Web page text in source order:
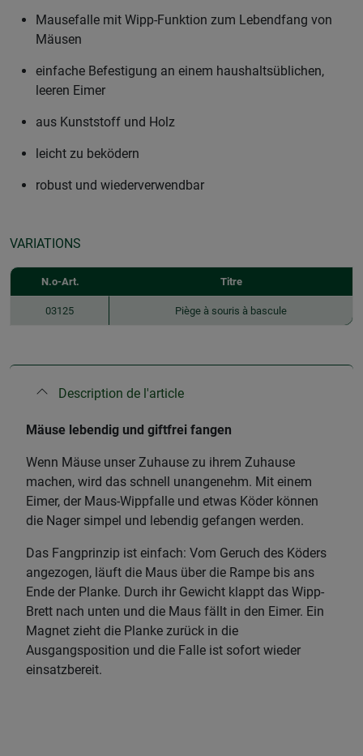
Mausefalle mit Wipp-Funktion zum Lebendfang von
Mäusen
einfache Befestigung an einem haushaltsüblichen,
leeren Eimer
aus Kunststoff und Holz
leicht zu beködern
robust und wiederverwendbar
VARIATIONS
N.o-Art. Titre
03125 Piège à souris à bascule
Description de l'article
Mäuse lebendig und giftfrei fangen
Wenn Mäuse unser Zuhause zu ihrem Zuhause
machen, wird das schnell unangenehm. Mit einem
Eimer, der Maus-Wippfalle und etwas Köder können
die Nager simpel und lebendig gefangen werden.
Das Fangprinzip ist einfach: Vom Geruch des Köders
angezogen, läuft die Maus über die Rampe bis ans
Ende der Planke. Durch ihr Gewicht klappt das Wipp-
Brett nach unten und die Maus fällt in den Eimer. Ein
Magnet zieht die Planke zurück in die
Ausgangsposition und die Falle ist sofort wieder
einsatzbereit.